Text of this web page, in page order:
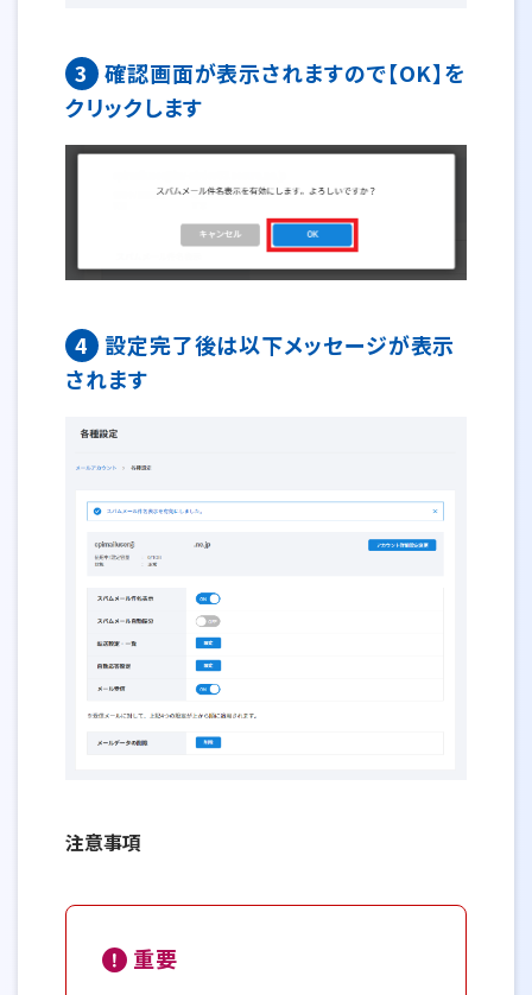
3
確認画面が表示されますので【OK】を
クリックします
4
設定完了後は以下メッセージが表示
されます
注意事項
重要